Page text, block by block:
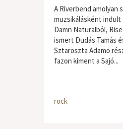
A Riverbend amolyan
muzsikálásként indult
Damn Naturalból,
ismert Dudás Tamás
Sztaroszta Adamo
fazon kiment a Sajó...
rock